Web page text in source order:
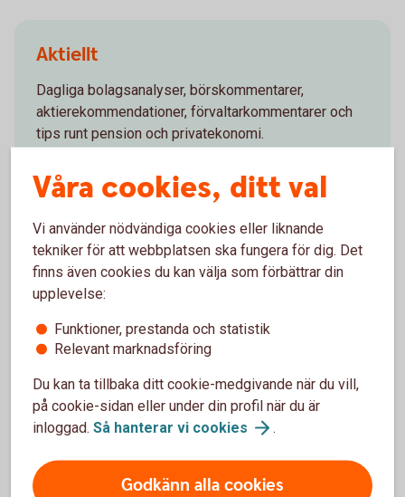
Aktiellt
Dagliga bolagsanalyser, börskommentarer,
aktierekommendationer, förvaltarkommentarer och
tips runt pension och privatekonomi.
Aktiellt (swedbank-aktiellt.se)
Makroanalys
Konjunkturbevakning och löpande omvärldsanalyser
kring svensk och internationell ekonomi.
Prenumerera på Swedbank Makroanalys
(swedbank-research.com)
Våra cookies, ditt val
Vi använder nödvändiga cookies eller liknande
tekniker för att webbplatsen ska fungera för dig. Det
finns även cookies du kan välja som förbättrar din
upplevelse:
Funktioner, prestanda och statistik
Relevant marknadsföring
Du kan ta tillbaka ditt cookie-medgivande när du vill,
på cookie-sidan eller under din profil när du är
inloggad. Så hanterar vi cookies .
Godkänn alla cookies